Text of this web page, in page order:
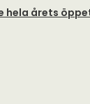
hela årets